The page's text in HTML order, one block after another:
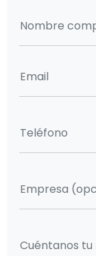
Nombre
Email
Teléfono
Empresa
Cuéntanos